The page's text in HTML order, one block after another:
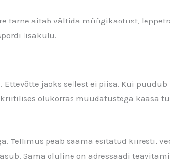
tarne aitab vältida müügikaotust,
lisakulu.
jaoks sellest ei piisa. Kui puudub
olukorras muudatustega kaasa
Tellimus peab saama esitatud kiiresti,
Sama oluline on adressaadi